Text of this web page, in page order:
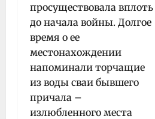
просуществовала вплоть
до начала войны. Долгое
время о ее
местонахождении
напоминали торчащие
из воды сваи бывшего
причала –
излюбленного места